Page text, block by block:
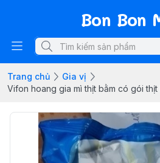
Bon Bon
Trang chủ
Gia vị
Vifon hoang gia mì thịt bằm có gói thịt